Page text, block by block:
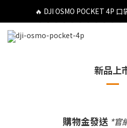
🔥 DJI OSMO POCKET 4P
🔥 DJI OSMO POCKET 4P
🔥 Insta360 Luna Ultra 雲台
新品上
購物金發送 *官